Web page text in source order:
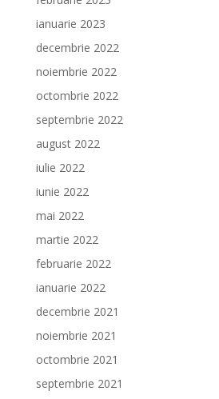
ianuarie 2023
decembrie 2022
noiembrie 2022
octombrie 2022
septembrie 2022
august 2022
iulie 2022
iunie 2022
mai 2022
martie 2022
februarie 2022
ianuarie 2022
decembrie 2021
noiembrie 2021
octombrie 2021
septembrie 2021